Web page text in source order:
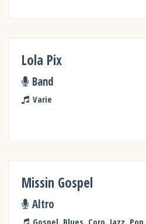
Lola Pix
Band
Varie
Missin Gospel
Altro